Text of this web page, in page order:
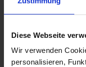
Diese Webseite
Wir verwenden
personalisieren,